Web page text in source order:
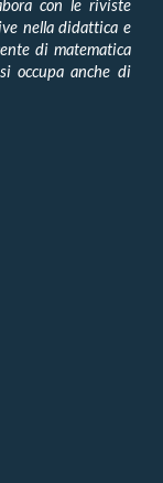
con le riviste
nella didattica e
di matematica
occupa anche di